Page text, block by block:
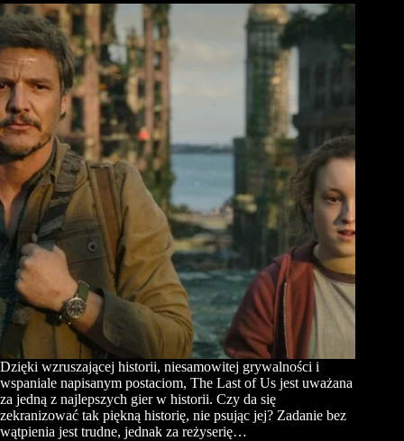
Dzięki wzruszającej historii, niesamowitej grywalności i
wspaniale napisanym postaciom, The Last of Us jest uważana
za jedną z najlepszych gier w historii. Czy da się
zekranizować tak piękną historię, nie psując jej? Zadanie bez
wątpienia jest trudne, jednak za reżyserię…